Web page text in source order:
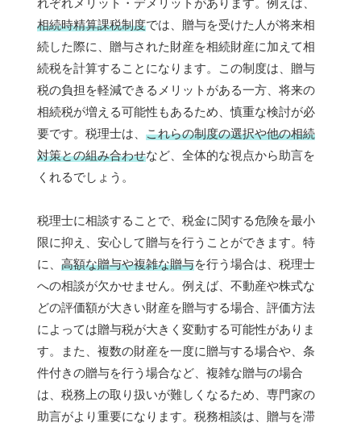
れぞれメリット・デメリットがあります。例えば、
相続時精算課税制度では、贈与を受けた人が将来相
続した際に、贈与された財産を相続財産に加えて相
続税を計算することになります。この制度は、贈与
税の負担を軽減できるメリットがある一方、将来の
相続税が増える可能性もあるため、慎重な検討が必
要です。税理士は、 これらの制度の選択や他の相続
対策との組み合わせなど、全体的な視点から助言を
くれるでしょう。
税理士に相談することで、税金に関する危険を最小
限に抑え、安心して贈与を行うことができます。特
に、 高額な贈与や複雑な贈与を行う場合は、税理士
への相談が欠かせません。例えば、不動産や株式な
どの評価額が大きい財産を贈与する場合、評価方法
によっては贈与税が大きく変動する可能性がありま
す。また、複数の財産を一度に贈与する場合や、条
件付きの贈与を行う場合など、複雑な贈与の場合
は、税務上の取り扱いが難しくなるため、専門家の
助言がより重要になります。税務相談は、贈与を滞